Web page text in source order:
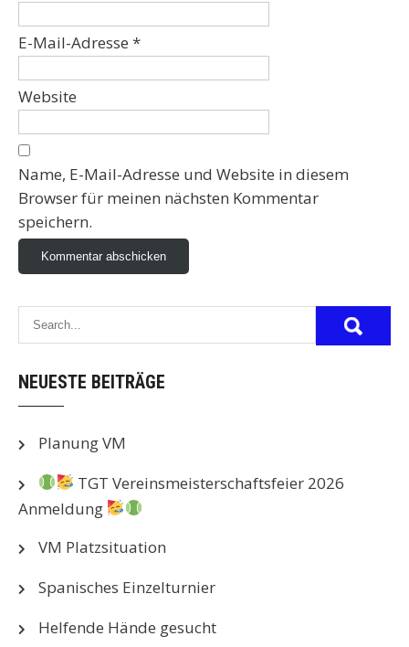
E-Mail-Adresse *
Website
Name, E-Mail-Adresse und Website in diesem
Browser für meinen nächsten Kommentar
speichern.
NEUESTE BEITRÄGE
Planung VM
TGT Vereinsmeisterschaftsfeier 2026
Anmeldung
VM Platzsituation
Spanisches Einzelturnier
Helfende Hände gesucht